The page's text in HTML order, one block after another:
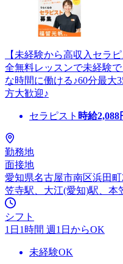
【未経験から高収入セラ
全無料レッスンで未経験
な時間に働ける♪60分最大
方大歓迎♪
セラピスト 時給2,088
勤務地
面接地
愛知県名古屋市南区浜田町
笠寺駅、大江(愛知)駅、本
シフト
1日1時間 週1日からOK
未経験OK